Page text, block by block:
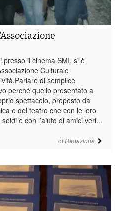
di Redazione
il cinema SMI, si è
Culturale
di semplice
perché quello presentato a
spettacolo, proposto da
e del teatro che con le loro
e con l’aiuto di amici veri...